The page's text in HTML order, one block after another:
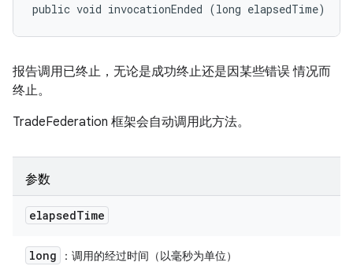
public void invocationEnded (long elapsedTime)
报告调用已终止，无论是成功终止还是因某些错误 情况而
终止。
TradeFederation 框架会自动调用此方法。
参数
elapsedTime
long ：调用的经过时间（以毫秒为单位）